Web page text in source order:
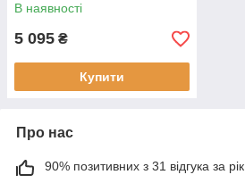
В наявності
5 095 ₴
Купити
Про нас
90% позитивних з 31 відгука за рік